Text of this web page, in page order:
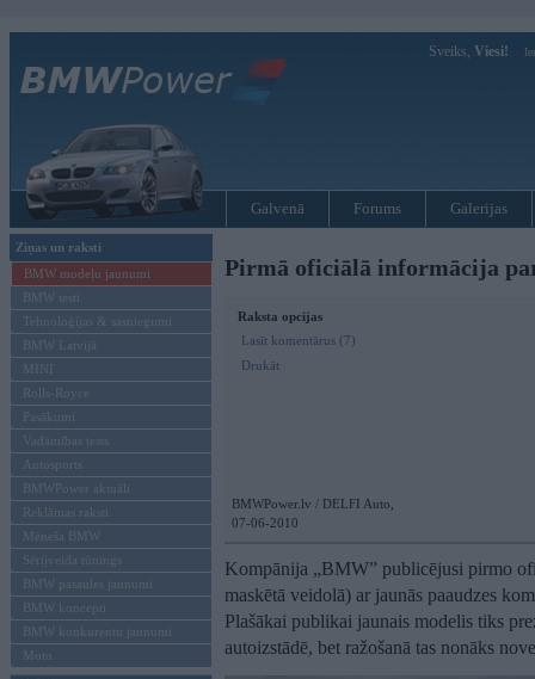
Sveiks, Viesi!
Galvenā Forums Galerijas
Ziņas un raksti
BMW modeļu jaunumi
BMW testi
Tehnoloģijas & sasniegumi
BMW Latvijā
MINI
Rolls-Royce
Pasākumi
Vadāmības tests
Autosports
BMWPower aktuāli
Reklāmas raksti
Mēneša BMW
Sērijveida tūnings
BMW pasaules jaunumi
BMW koncepti
BMW konkurentu jaunumi
Moto
Pirmā oficiālā informācija
Raksta opcijas
Lasīt komentārus (7)
Drukāt
BMWPower.lv / DELFI Auto,
07-06-2010
Kompānija „BMW” publicējusi pirmo
maskētā veidolā) ar jaunās paaudzes
Plašākai publikai jaunais modelis tiks
autoizstādē, bet ražošanā tas nonāks